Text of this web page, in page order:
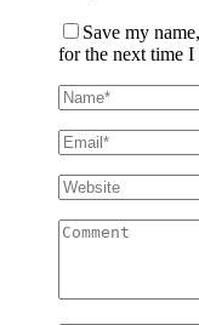
Save my
for the next time I